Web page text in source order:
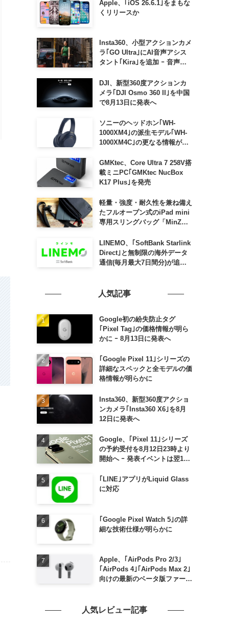
Apple、｢iOS 26.6.1｣をまもな
くリリースか
Insta360、小型アクションカメ
ラ｢GO Ultra｣にAI音声アシス
タント｢Kira｣を追加 ｰ 音声で
などが利用可能に
DJI、新型360度アクションカ
メラ｢DJI Osmo 360 II｣を中国
で8月13日に発表へ
ソニーのヘッドホン｢WH-
1000XM4｣の派生モデル｢WH-
1000XM4C｣の更なる情報が明
GMKtec、Core Ultra 7 258V搭
載ミニPC｢GMKtec NucBox
K17 Plus｣を発売
軽量・強度・耐久性を兼ね備え
たフルオープン式のiPad mini
専用スリングバッグ「MinZ
発売
LINEMO、｢SoftBank Starlink
Direct｣と無制限の海外データ
通信(毎月最大7日間分)が追加
人気記事
Google初の紛失防止タグ
｢Pixel Tag｣の価格情報が明ら
かに ｰ 8月13日に発表へ
｢Google Pixel 11｣シリーズの
詳細なスペックと全モデルの価
格情報が明らかに
Insta360、新型360度アクショ
ンカメラ｢Insta360 X6｣を8月
12日に発表へ
Google、｢Pixel 11｣シリーズ
の予約受付を8月12日23時より
開始へ ｰ 発表イベントは翌13
｢LINE｣アプリがLiquid Glass
に対応
｢Google Pixel Watch 5｣の詳
細な技術仕様が明らかに
Apple、｢AirPods Pro 2/3｣
｢AirPods 4｣｢AirPods Max 2｣
向けの最新のベータ版ファーム
人気レビュー記事